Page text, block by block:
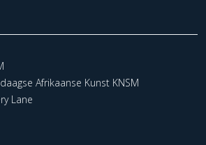
Afrikaanse Kunst KNSM
Lane